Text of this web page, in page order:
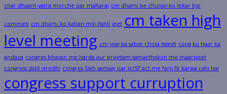
char dhaam yatra morche par maharaj cm dhami ke chunav ko lekar bjp
commeti cm dhami ko kahan mili Pahli jeet cm taken high
level meeting cm yogi ka sabse chota tweet cong ko haar ka
andaza congres bhavan me harda aur preetam samarthakon me maarpeet
congress dalit virodhi congres Sikh samaaj par sc/ST act me farji fir karwa rahi hai
congress support curruption